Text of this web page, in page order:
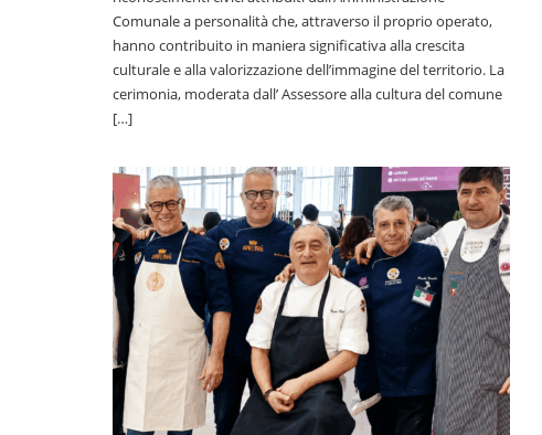
Comunale a personalità che, attraverso il proprio operato,
hanno contribuito in maniera significativa alla crescita
culturale e alla valorizzazione dell’immagine del territorio. La
cerimonia, moderata dall’ Assessore alla cultura del comune
[…]